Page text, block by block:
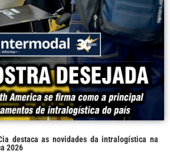
destaca as novidades da intralogística na
2026